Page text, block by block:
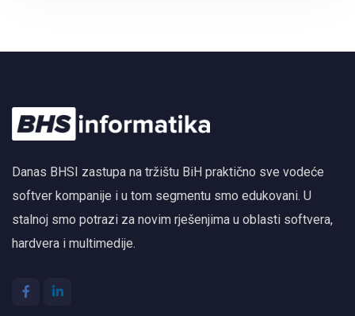
Danas BHSI zastupa na tržištu BiH praktično sve vodeće
softver kompanije i u tom segmentu smo edukovani. U
stalnoj smo potrazi za novim rješenjima u oblasti softvera,
hardvera i multimedije.